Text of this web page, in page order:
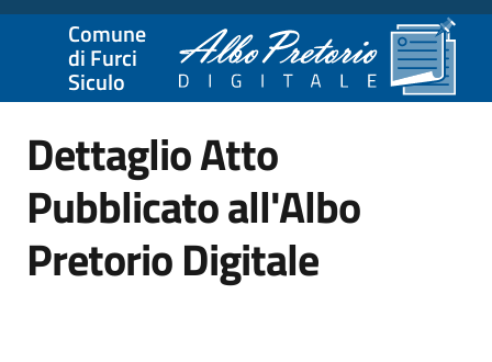
Comune
di Furci
Siculo
Dettaglio Atto
Pubblicato all'Albo
Pretorio Digitale